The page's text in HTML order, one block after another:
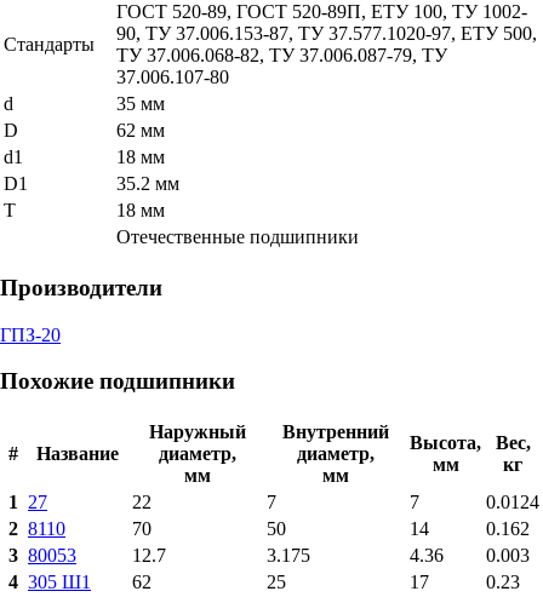
Стандарты
ГОСТ 520-89, ГОСТ 520-89П, ЕТУ 100, ТУ 1002-
90, ТУ 37.006.153-87, ТУ 37.577.1020-97, ЕТУ 500,
ТУ 37.006.068-82, ТУ 37.006.087-79, ТУ
37.006.107-80
d
35 мм
D
62 мм
d1
18 мм
D1
35.2 мм
T
18 мм
Отечественные подшипники
Производители
ГПЗ-20
Похожие подшипники
# Название
Наружный
диаметр,
мм
Внутренний
диаметр,
мм
Высота,
мм
Вес,
кг
1
27 22 7 7
0.0124
2 8110 70 50 14
0.162
3 80053 12.7 3.175 4.36
0.003
4 305 Ш1 62 25 17
0.23